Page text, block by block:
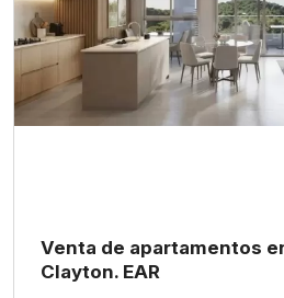
Venta de apartamentos
Clayton. EAR